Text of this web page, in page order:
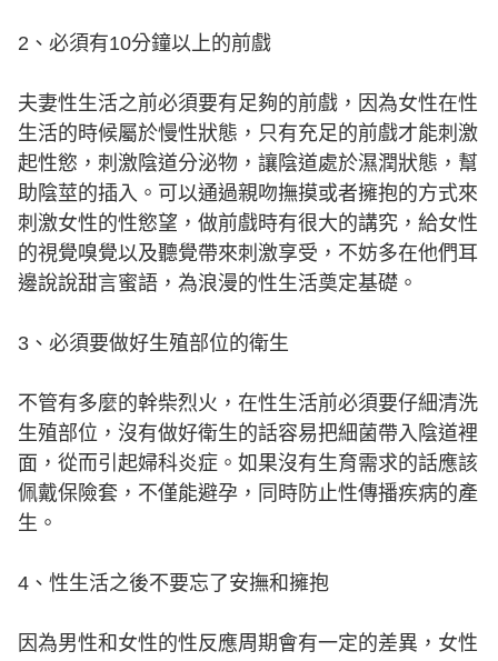
2、必須有10分鐘以上的前戲
夫妻性生活之前必須要有足夠的前戲，因為女性在性
生活的時候屬於慢性狀態，只有充足的前戲才能刺激
起性慾，刺激陰道分泌物，讓陰道處於濕潤狀態，幫
助陰莖的插入。可以通過親吻撫摸或者擁抱的方式來
刺激女性的性慾望，做前戲時有很大的講究，給女性
的視覺嗅覺以及聽覺帶來刺激享受，不妨多在他們耳
邊說說甜言蜜語，為浪漫的性生活奠定基礎。
3、必須要做好生殖部位的衛生
不管有多麼的幹柴烈火，在性生活前必須要仔細清洗
生殖部位，沒有做好衛生的話容易把細菌帶入陰道裡
面，從而引起婦科炎症。如果沒有生育需求的話應該
佩戴保險套，不僅能避孕，同時防止性傳播疾病的產
生。
4、性生活之後不要忘了安撫和擁抱
因為男性和女性的性反應周期會有一定的差異，女性